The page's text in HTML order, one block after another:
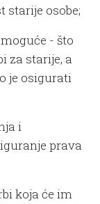
starije osobe;
- što
za starije, a
je osigurati
i
prava
koja će im